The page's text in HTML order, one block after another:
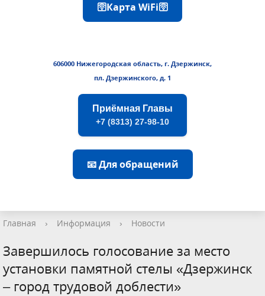
🛜Карта WiFi🛜
606000 Нижегородская область, г. Дзержинск,
пл. Дзержинского, д. 1
Приёмная Главы
+7 (8313) 27-98-10
📧 Для обращений
Главная › Информация › Новости
Завершилось голосование за место
установки памятной стелы «Дзержинск
– город трудовой доблести»